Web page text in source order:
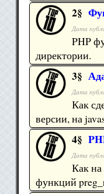
2§
Дата
PHP
директории.
3§
Дата
Как
версии, на
4§
Дата
Как
функций